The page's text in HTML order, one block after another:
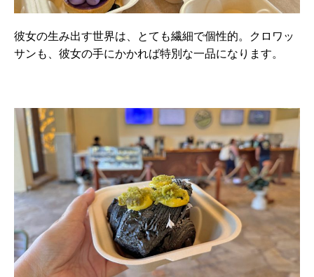
彼女の生み出す世界は、とても繊細で個性的。クロワッ
サンも、彼女の手にかかれば特別な一品になります。